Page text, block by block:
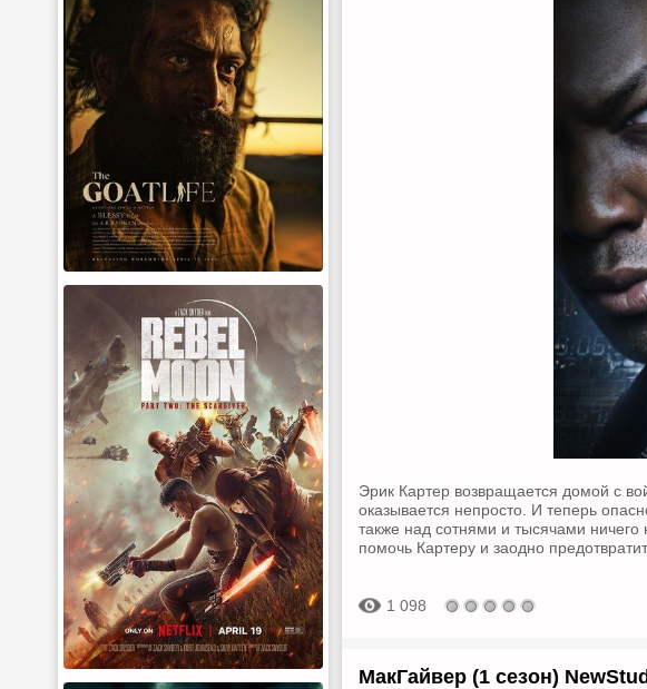
Эрик Картер возвращается домой с
оказывается непросто. И теперь
также над сотнями и тысячами
помочь Картеру и заодно
1 098
МакГайвер (1 сезон)